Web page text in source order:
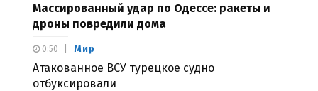
Массированный удар по Одессе: ракеты и
дроны повредили дома
Мир
Атакованное ВСУ турецкое судно
отбуксировали
0:50